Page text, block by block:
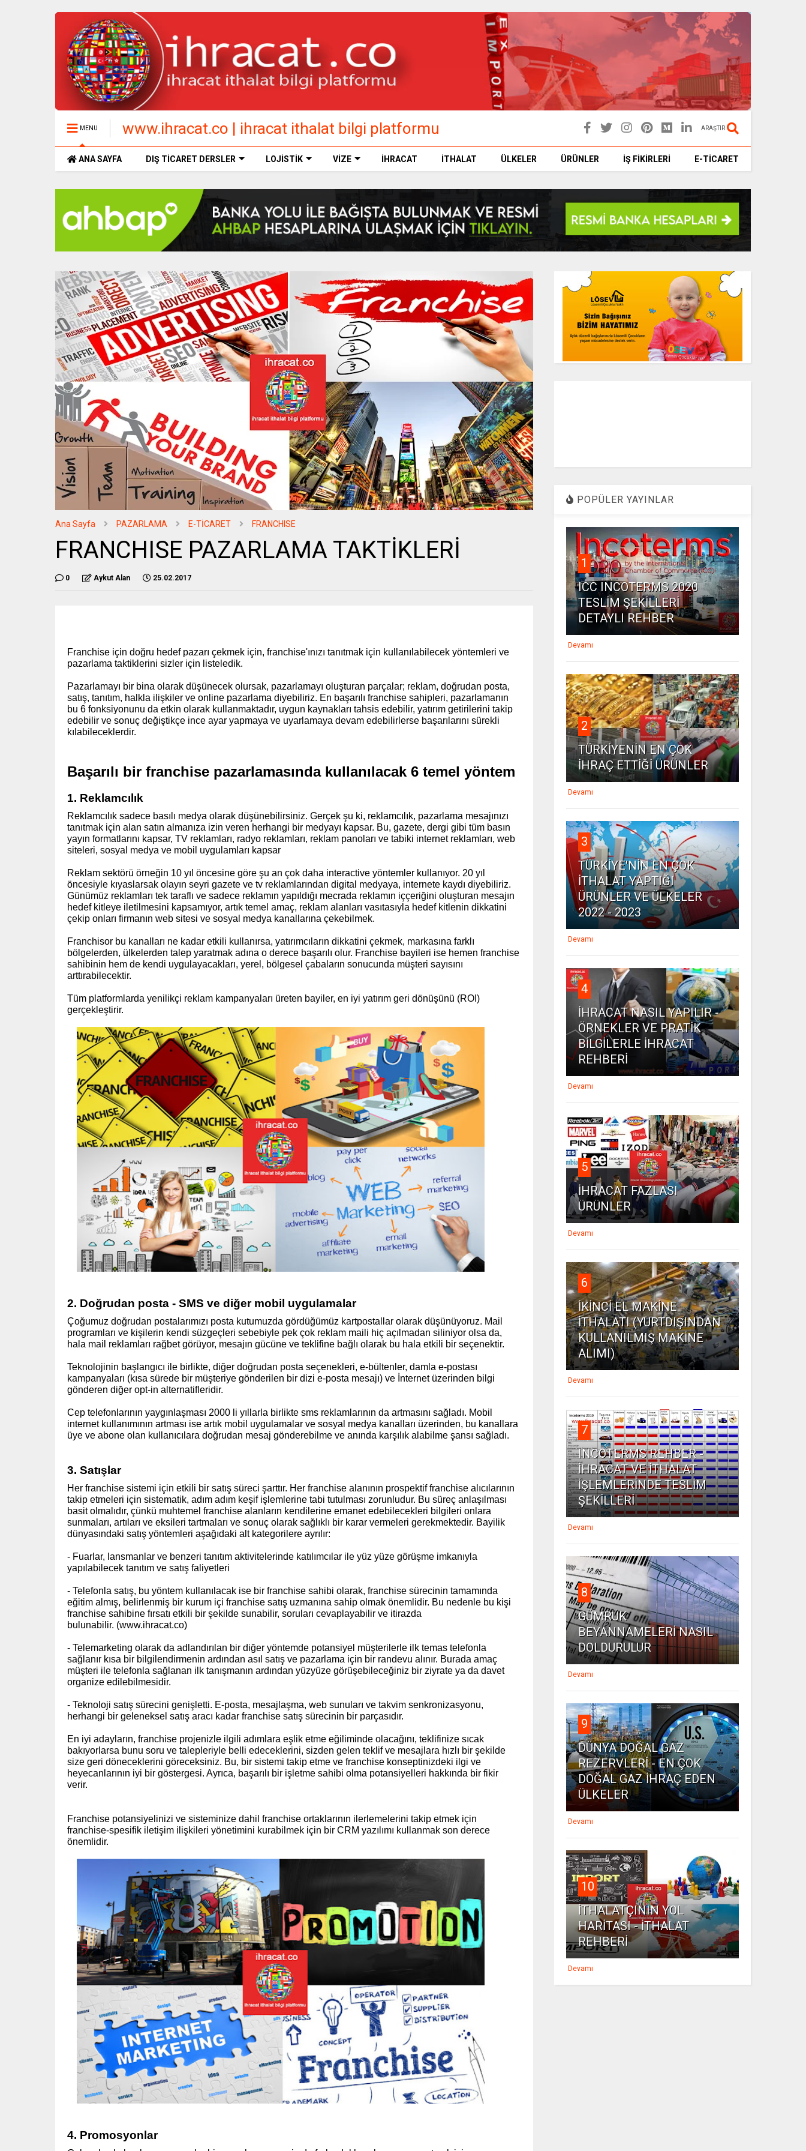
MENU www.ihracat.co | ihracat ithalat bilgi platformu ARAŞTIR
ANA SAYFA DIŞ TİCARET DERSLER LOJİSTİK VİZE İHRACAT İTHALAT ÜLKELER ÜRÜNLER İŞ FİKİRLERİ E-TİCARET
Ana Sayfa PAZARLAMA E-TİCARET FRANCHISE
FRANCHISE PAZARLAMA TAKTİKLERİ
0 Aykut Alan 25.02.2017
Franchise için doğru hedef pazarı çekmek için, franchise'ınızı tanıtmak için kullanılabilecek yöntemleri ve
pazarlama taktiklerini sizler için listeledik.
Pazarlamayı bir bina olarak düşünecek olursak, pazarlamayı oluşturan parçalar; reklam, doğrudan posta,
satış, tanıtım, halkla ilişkiler ve online pazarlama diyebiliriz. En başarılı franchise sahipleri, pazarlamanın
bu 6 fonksiyonunu da etkin olarak kullanmaktadır, uygun kaynakları tahsis edebilir, yatırım getirilerini takip
edebilir ve sonuç değiştikçe ince ayar yapmaya ve uyarlamaya devam edebilirlerse başarılarını sürekli
kılabileceklerdir.
Başarılı bir franchise pazarlamasında kullanılacak 6 temel yöntem
1. Reklamcılık
Reklamcılık sadece basılı medya olarak düşünebilirsiniz. Gerçek şu ki, reklamcılık, pazarlama mesajınızı
tanıtmak için alan satın almanıza izin veren herhangi bir medyayı kapsar. Bu, gazete, dergi gibi tüm basın
yayın formatlarını kapsar, TV reklamları, radyo reklamları, reklam panoları ve tabiki internet reklamları, web
siteleri, sosyal medya ve mobil uygulamları kapsar
Reklam sektörü örneğin 10 yıl öncesine göre şu an çok daha interactive yöntemler kullanıyor. 20 yıl
öncesiyle kıyaslarsak olayın seyri gazete ve tv reklamlarından digital medyaya, internete kaydı diyebiliriz.
Günümüz reklamları tek taraflı ve sadece reklamın yapıldığı mecrada reklamın iççeriğini oluşturan mesajın
hedef kitleye iletilmesini kapsamıyor, artık temel amaç, reklam alanları vasıtasıyla hedef kitlenin dikkatini
çekip onları firmanın web sitesi ve sosyal medya kanallarına çekebilmek.
Franchisor bu kanalları ne kadar etkili kullanırsa, yatırımcıların dikkatini çekmek, markasına farklı
bölgelerden, ülkelerden talep yaratmak adına o derece başarılı olur. Franchise bayileri ise hemen franchise
sahibinin hem de kendi uygulayacakları, yerel, bölgesel çabaların sonucunda müşteri sayısını
arttırabilecektir.
Tüm platformlarda yenilikçi reklam kampanyaları üreten bayiler, en iyi yatırım geri dönüşünü (ROI)
gerçekleştirir.
2. Doğrudan posta - SMS ve diğer mobil uygulamalar
Çoğumuz doğrudan postalarımızı posta kutumuzda gördüğümüz kartpostallar olarak düşünüyoruz. Mail
programları ve kişilerin kendi süzgeçleri sebebiyle pek çok reklam maili hiç açılmadan siliniyor olsa da,
hala mail reklamları rağbet görüyor, mesajın gücüne ve teklifine bağlı olarak bu hala etkili bir seçenektir.
Teknolojinin başlangıcı ile birlikte, diğer doğrudan posta seçenekleri, e-bültenler, damla e-postası
kampanyaları (kısa sürede bir müşteriye gönderilen bir dizi e-posta mesajı) ve İnternet üzerinden bilgi
gönderen diğer opt-in alternatifleridir.
Cep telefonlarının yaygınlaşması 2000 li yıllarla birlikte sms reklamlarının da artmasını sağladı. Mobil
internet kullanımının artması ise artık mobil uygulamalar ve sosyal medya kanalları üzerinden, bu kanallara
üye ve abone olan kullanıcılara doğrudan mesaj gönderebilme ve anında karşılık alabilme şansı sağladı.
3. Satışlar
Her franchise sistemi için etkili bir satış süreci şarttır. Her franchise alanının prospektif franchise alıcılarının
takip etmeleri için sistematik, adım adım keşif işlemlerine tabi tutulması zorunludur. Bu süreç anlaşılması
basit olmalıdır, çünkü muhtemel franchise alanların kendilerine emanet edebilecekleri bilgileri onlara
sunmaları, artıları ve eksileri tartmaları ve sonuç olarak sağlıklı bir karar vermeleri gerekmektedir. Bayilik
dünyasındaki satış yöntemleri aşağıdaki alt kategorilere ayrılır:
- Fuarlar, lansmanlar ve benzeri tanıtım aktivitelerinde katılımcılar ile yüz yüze görüşme imkanıyla
yapılabilecek tanıtım ve satış faliyetleri
- Telefonla satış, bu yöntem kullanılacak ise bir franchise sahibi olarak, franchise sürecinin tamamında
eğitim almış, belirlenmiş bir kurum içi franchise satış uzmanına sahip olmak önemlidir. Bu nedenle bu kişi
franchise sahibine fırsatı etkili bir şekilde sunabilir, soruları cevaplayabilir ve itirazda
bulunabilir. (www.ihracat.co)
- Telemarketing olarak da adlandırılan bir diğer yöntemde potansiyel müşterilerle ilk temas telefonla
sağlanır kısa bir bilgilendirmenin ardından asıl satış ve pazarlama için bir randevu alınır. Burada amaç
müşteri ile telefonla sağlanan ilk tanışmanın ardından yüzyüze görüşebileceğiniz bir ziyrate ya da davet
organize edilebilmesidir.
- Teknoloji satış sürecini genişletti. E-posta, mesajlaşma, web sunuları ve takvim senkronizasyonu,
herhangi bir geleneksel satış aracı kadar franchise satış sürecinin bir parçasıdır.
En iyi adayların, franchise projenizle ilgili adımlara eşlik etme eğiliminde olacağını, teklifinize sıcak
bakıyorlarsa bunu soru ve talepleriyle belli edeceklerini, sizden gelen teklif ve mesajlara hızlı bir şekilde
size geri döneceklerini göreceksiniz. Bu, bir sistemi takip etme ve franchise konseptinizdeki ilgi ve
heyecanlarının iyi bir göstergesi. Ayrıca, başarılı bir işletme sahibi olma potansiyelleri hakkında bir fikir
verir.
Franchise potansiyelinizi ve sisteminize dahil franchise ortaklarının ilerlemelerini takip etmek için
franchise-spesifik iletişim ilişkileri yönetimini kurabilmek için bir CRM yazılımı kullanmak son derece
önemlidir.
4. Promosyonlar
POPÜLER YAYINLAR
1
ICC INCOTERMS 2020
TESLİM ŞEKİLLERİ
DETAYLI REHBER
Devamı
2
TÜRKİYENİN EN ÇOK
İHRAÇ ETTİĞİ ÜRÜNLER
Devamı
3
TÜRKİYE'NİN EN ÇOK
İTHALAT YAPTIĞI
ÜRÜNLER VE ÜLKELER
2022 - 2023
Devamı
4
İHRACAT NASIL YAPILIR -
ÖRNEKLER VE PRATİK
BİLGİLERLE İHRACAT
REHBERİ
Devamı
5
İHRACAT FAZLASI
ÜRÜNLER
Devamı
6
İKİNCİ EL MAKİNE
İTHALATI (YURTDIŞINDAN
KULLANILMIŞ MAKİNE
ALIMI)
Devamı
7
INCOTERMS REHBER -
İHRACAT VE İTHALAT
İŞLEMLERİNDE TESLİM
ŞEKİLLERİ
Devamı
8
GÜMRÜK
BEYANNAMELERİ NASIL
DOLDURULUR
Devamı
9
DÜNYA DOĞAL GAZ
REZERVLERİ - EN ÇOK
DOĞAL GAZ İHRAÇ EDEN
ÜLKELER
Devamı
10
İTHALATÇININ YOL
HARİTASI - İTHALAT
REHBERİ
Devamı